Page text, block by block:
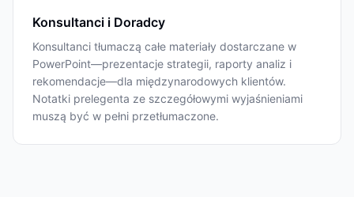
Konsultanci i Doradcy
Konsultanci tłumaczą całe materiały dostarczane w
PowerPoint—prezentacje strategii, raporty analiz i
rekomendacje—dla międzynarodowych klientów.
Notatki prelegenta ze szczegółowymi wyjaśnieniami
muszą być w pełni przetłumaczone.